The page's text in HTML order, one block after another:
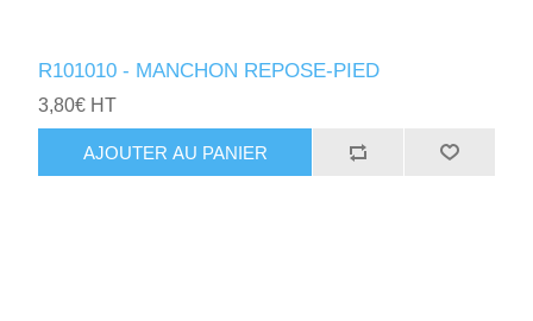
R101010 - MANCHON REPOSE-PIED
3,80€ HT
AJOUTER AU PANIER